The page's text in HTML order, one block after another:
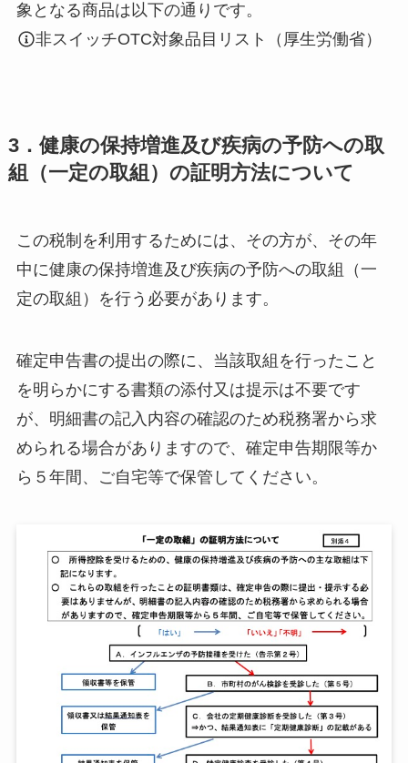
象となる商品は以下の通りです。
非スイッチOTC対象品目リスト（厚生労働省）
3．健康の保持増進及び疾病の予防への取
組（一定の取組）の証明方法について
この税制を利用するためには、その方が、その年
中に健康の保持増進及び疾病の予防への取組（一
定の取組）を行う必要があります。
確定申告書の提出の際に、当該取組を行ったこと
を明らかにする書類の添付又は提示は不要です
が、明細書の記入内容の確認のため税務署から求
められる場合がありますので、確定申告期限等か
ら５年間、ご自宅等で保管してください。